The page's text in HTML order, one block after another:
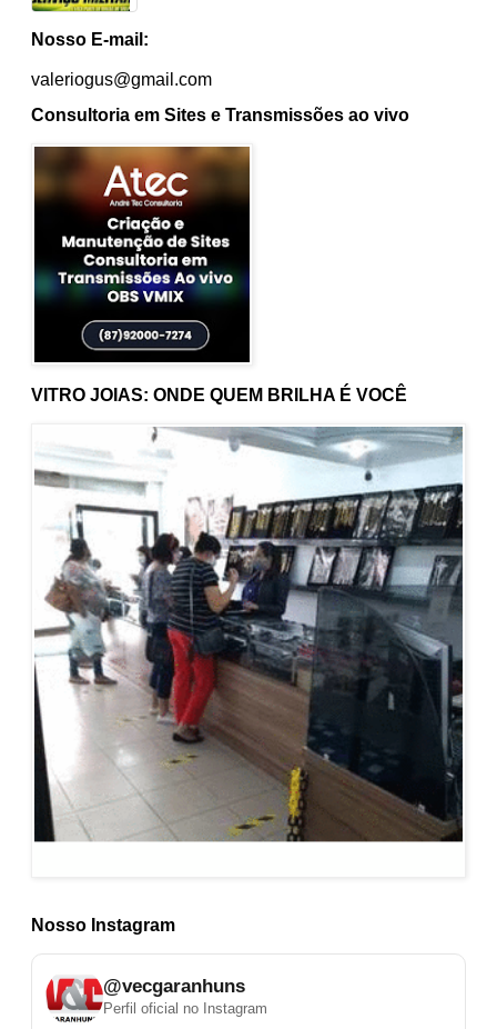
Nosso Instagram
@vecgaranhuns
Perfil oficial no Instagram
VITRO JOIAS: ONDE QUEM BRILHA É VOCÊ
Nosso E-mail:
valeriogus@gmail.com
Consultoria em Sites e Transmissões ao vivo